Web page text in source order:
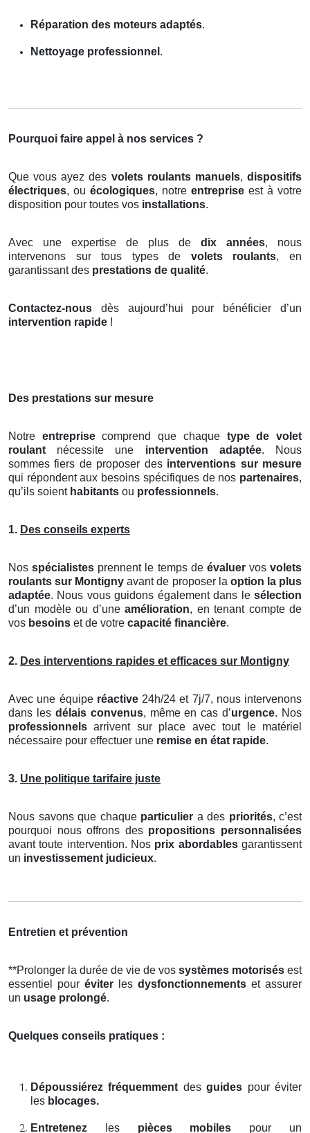
Réparation des moteurs adaptés.
Nettoyage professionnel .
Pourquoi faire appel à nos services ?
Que vous ayez des volets roulants manuels,dispositifs
électriques, ou écologiques, notre entreprise est à votre
disposition pour toutes vos installations.
Avec une expertise de plus de dix années, nous
intervenons sur tous types de volets roulants, en
garantissant des prestations de qualité.
Contactez-nous dès aujourd’hui pour bénéficier d’un
intervention rapide !
Des prestations sur mesure
Notre entreprisecomprend que chaque type de volet
roulant nécessite une intervention adaptée. Nous
sommes fiers de proposer des interventions sur mesure
qui répondent aux besoins spécifiques de nos partenaires,
qu’ils soient habitants ou professionnels.
1. Des conseils experts
Nosspécialistes prennent le temps de évaluervos volets
roulants sur Montignyavant de proposer la option la plus
adaptée. Nous vous guidons également dans le sélection
d’un modèle ou d’une amélioration, en tenant compte de
vos besoins et de votre capacité financière.
2. Des interventions rapides et efficaces sur Montigny
Avec une équipe réactive24h/24 et 7j/7, nous intervenons
dans les délais convenus, même en cas d’urgence. Nos
professionnels arrivent sur place avec tout le matériel
nécessaire pour effectuer une remise en état rapide.
3. Une politique tarifaire juste
Nous savons que chaque particulier a des priorités, c’est
pourquoi nous offrons des propositions personnalisées
avant toute intervention. Nos prix abordablesgarantissent
un investissement judicieux.
Entretien et prévention
**Prolonger la durée de vie de vos systèmes motorisés est
essentiel pour éviter les dysfonctionnements et assurer
un usage prolongé.
Quelques conseils pratiques :
Dépoussiérez fréquemment desguides pour éviter
les blocages.
Entretenez les pièces mobiles pour un